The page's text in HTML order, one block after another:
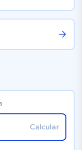
Calcular